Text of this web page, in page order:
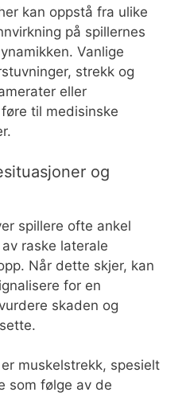
kan oppstå fra ulike
på spillernes
Vanlige
strekk og
eller
til medisinske
og
spillere ofte ankel
raske laterale
Når dette skjer, kan
for en
skaden og
muskelstrekk, spesielt
som følge av de